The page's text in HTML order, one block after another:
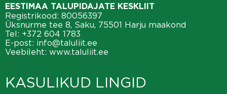
EESTIMAA TALUPIDAJATE KESKLIIT
Registrikood: 80056397
Üksnurme tee 8, Saku, 75501 Harju maakond
Tel: +372 604 1783
E-post: info@taluliit.ee
Veebileht: www.taluliit.ee
KASULIKUD LINGID